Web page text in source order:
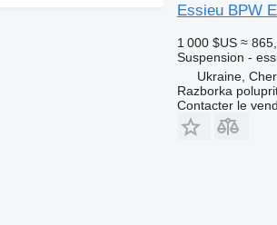
Essieu BPW
1 000 $US ≈
Suspension -
Ukraine,
Razborka
Contacter le